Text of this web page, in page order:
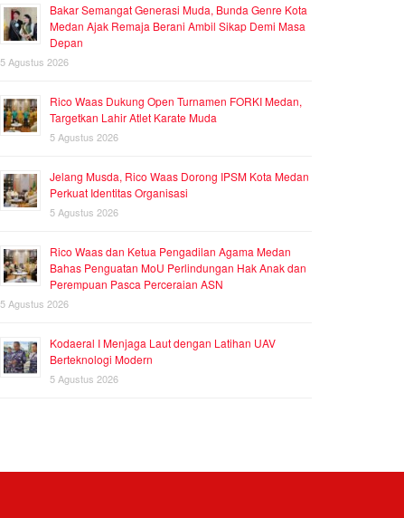
Bakar Semangat Generasi Muda, Bunda Genre Kota
Medan Ajak Remaja Berani Ambil Sikap Demi Masa
Depan
5 Agustus 2026
Rico Waas Dukung Open Turnamen FORKI Medan,
Targetkan Lahir Atlet Karate Muda
5 Agustus 2026
Jelang Musda, Rico Waas Dorong IPSM Kota Medan
Perkuat Identitas Organisasi
5 Agustus 2026
Rico Waas dan Ketua Pengadilan Agama Medan
Bahas Penguatan MoU Perlindungan Hak Anak dan
Perempuan Pasca Perceraian ASN
5 Agustus 2026
Kodaeral I Menjaga Laut dengan Latihan UAV
Berteknologi Modern
5 Agustus 2026